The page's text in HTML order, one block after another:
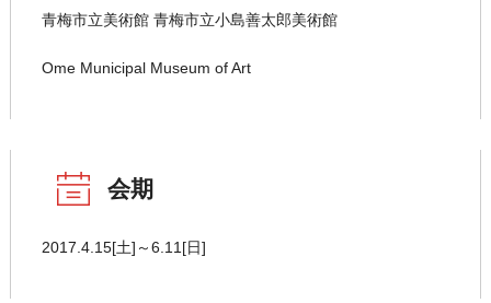
青梅市立美術館 青梅市立小島善太郎美術館
Ome Municipal Museum of Art
会期
2017.4.15[土]～6.11[日]